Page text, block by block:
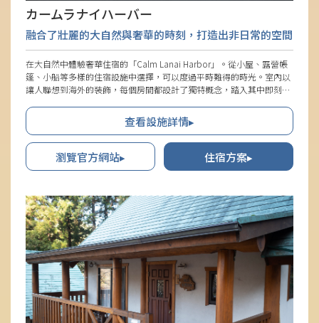
カームラナイハーバー
融合了壯麗的大自然與奢華的時刻，打造出非日常的空間
在大自然中體驗奢華住宿的「Calm Lanai Harbor」。從小屋、露營帳
篷、小船等多樣的住宿設施中選擇，可以度過平時難得的時光。室內以
讓人聯想到海外的裝飾，每個房間都設計了獨特概念，踏入其中即刻被
空間，確實是奢華的極致。 查看設施詳情▸
瀏覽官方網站▸ 住宿方案▸